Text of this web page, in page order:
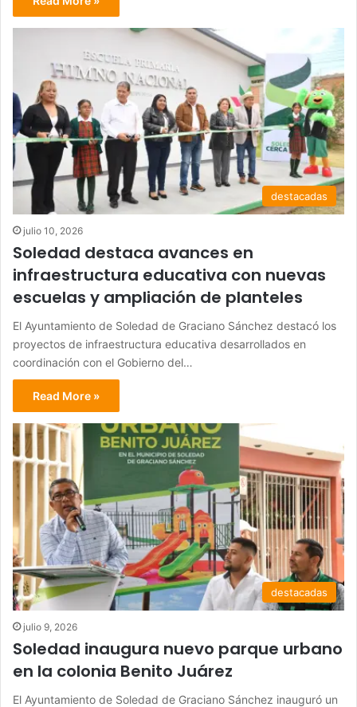
destacadas
julio 10, 2026
Soledad destaca avances en
infraestructura educativa con nuevas
escuelas y ampliación de planteles
El Ayuntamiento de Soledad de Graciano Sánchez destacó los
proyectos de infraestructura educativa desarrollados en
coordinación con el Gobierno del…
Read More »
destacadas
julio 9, 2026
Soledad inaugura nuevo parque urbano
en la colonia Benito Juárez
El Ayuntamiento de Soledad de Graciano Sánchez inauguró un